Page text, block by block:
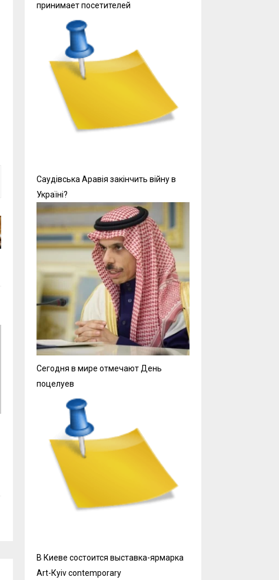
принимает посетителей
Саудівська Аравія закінчить війну в
Україні?
Сегодня в мире отмечают День
поцелуев
В Киеве состоится выставка-ярмарка
Art-Кyiv contemporary